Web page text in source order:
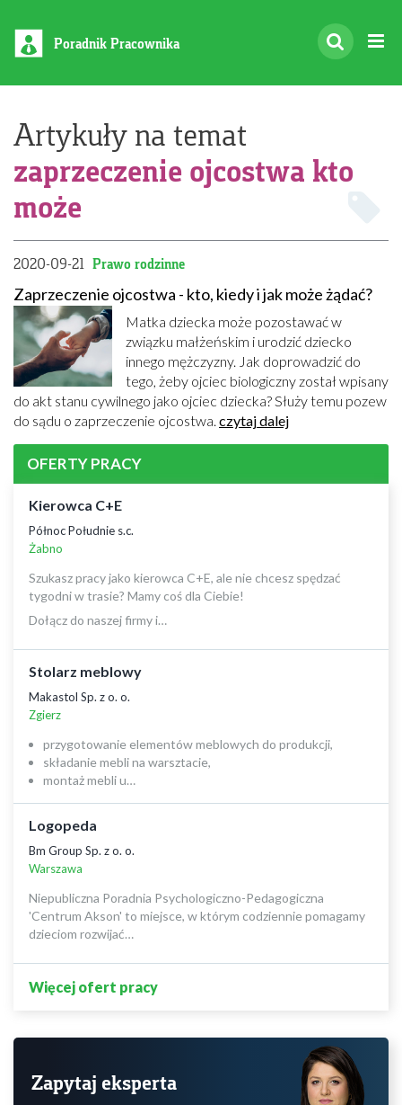
Poradnik Pracownika
Artykuły na temat
zaprzeczenie ojcostwa kto
może
2020-09-21 Prawo rodzinne
Zaprzeczenie ojcostwa - kto, kiedy i jak może żądać?
Matka dziecka może pozostawać w
związku małżeńskim i urodzić dziecko
innego mężczyzny. Jak doprowadzić do
tego, żeby ojciec biologiczny został wpisany
do akt stanu cywilnego jako ojciec dziecka? Służy temu pozew
do sądu o zaprzeczenie ojcostwa. czytaj dalej
OFERTY PRACY
Kierowca C+E
Północ Południe s.c.
Żabno
Szukasz pracy jako kierowca C+E, ale nie chcesz spędzać
tygodni w trasie? Mamy coś dla Ciebie!
Dołącz do naszej firmy i…
Stolarz meblowy
Makastol Sp. z o. o.
Zgierz
przygotowanie elementów meblowych do produkcji,
składanie mebli na warsztacie,
montaż mebli u…
Logopeda
Bm Group Sp. z o. o.
Warszawa
Niepubliczna Poradnia Psychologiczno-Pedagogiczna
'Centrum Akson' to miejsce, w którym codziennie pomagamy
dzieciom rozwijać…
Więcej ofert pracy
Zapytaj eksperta